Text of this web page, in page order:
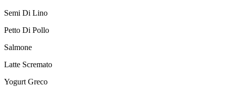
Semi Di Lino
Petto Di Pollo
Salmone
Latte Scremato
Yogurt Greco